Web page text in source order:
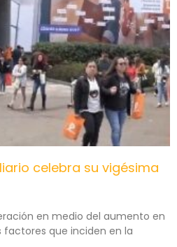
celebra su vigésima
en medio del aumento en
factores que inciden en la